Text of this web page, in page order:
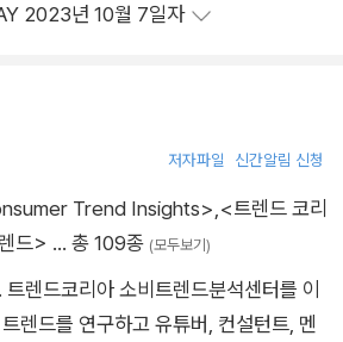
2023년 10월 7일자
저자파일 신간알림 신청
Trend Insights>,<트렌드 코리
드> … 총 109종 (모두보기)
렌드를 연구하고 유튜버, 컨설턴트, 멘